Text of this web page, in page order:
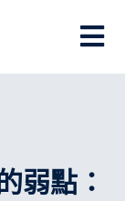
弱點：